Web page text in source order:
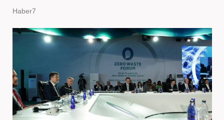
Haber7